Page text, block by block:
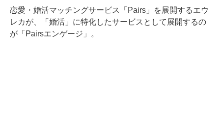
恋愛・婚活マッチングサービス「Pairs」を展開するエウ
レカが、「婚活」に特化したサービスとして展開するの
が「Pairsエンゲージ」。